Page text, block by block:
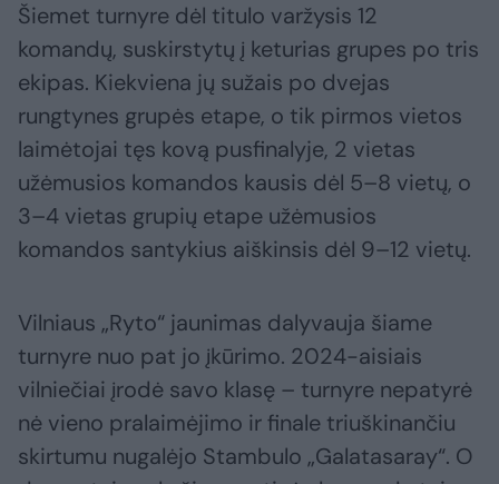
Šiemet turnyre dėl titulo varžysis 12
komandų, suskirstytų į keturias grupes po tris
ekipas. Kiekviena jų sužais po dvejas
rungtynes grupės etape, o tik pirmos vietos
laimėtojai tęs kovą pusfinalyje, 2 vietas
užėmusios komandos kausis dėl 5–8 vietų, o
3–4 vietas grupių etape užėmusios
komandos santykius aiškinsis dėl 9–12 vietų.
Vilniaus „Ryto“ jaunimas dalyvauja šiame
turnyre nuo pat jo įkūrimo. 2024-aisiais
vilniečiai įrodė savo klasę – turnyre nepatyrė
nė vieno pralaimėjimo ir finale triuškinančiu
skirtumu nugalėjo Stambulo „Galatasaray“. O